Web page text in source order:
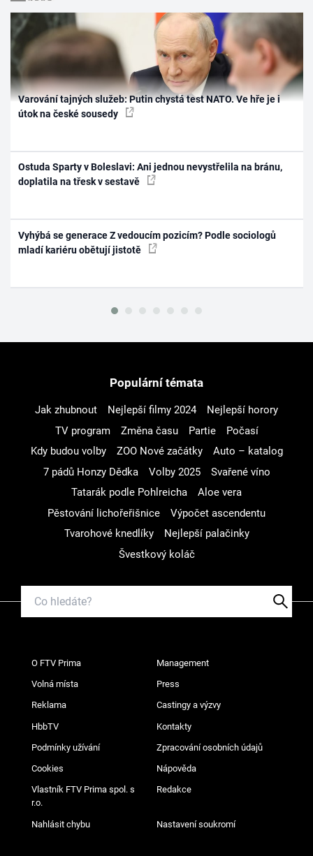
Varování tajných služeb: Putin chystá test NATO. Ve hře je i
útok na české sousedy
Ostuda Sparty v Boleslavi: Ani jednou nevystřelila na bránu,
doplatila na třesk v sestavě
Vyhýbá se generace Z vedoucím pozicím? Podle sociologů
mladí kariéru obětují jistotě
Populární témata
Jak zhubnout Nejlepší filmy 2024
Nejlepší horory
TV program
Změna času Partie
Počasí
Kdy budou volby
ZOO Nové začátky
Auto – katalog
7 pádů Honzy Dědka
Volby 2025
Svařené víno
Tatarák podle Pohlreicha
Aloe vera
Pěstování lichořeřišnice
Výpočet ascendentu
Tvarohové knedlíky
Nejlepší palačinky
Švestkový koláč
O FTV Prima Management
Volná místa Press
Reklama Castingy a výzvy
HbbTV Kontakty
Podmínky užívání Zpracování osobních údajů
Cookies Nápověda
Vlastník FTV Prima spol. s
r.o.
Redakce
Nahlásit chybu Nastavení soukromí